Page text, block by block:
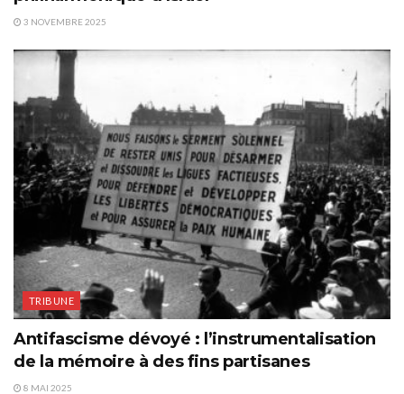
3 NOVEMBRE 2025
TRIBUNE
Antifascisme dévoyé : l’instrumentalisation
de la mémoire à des fins partisanes
8 MAI 2025